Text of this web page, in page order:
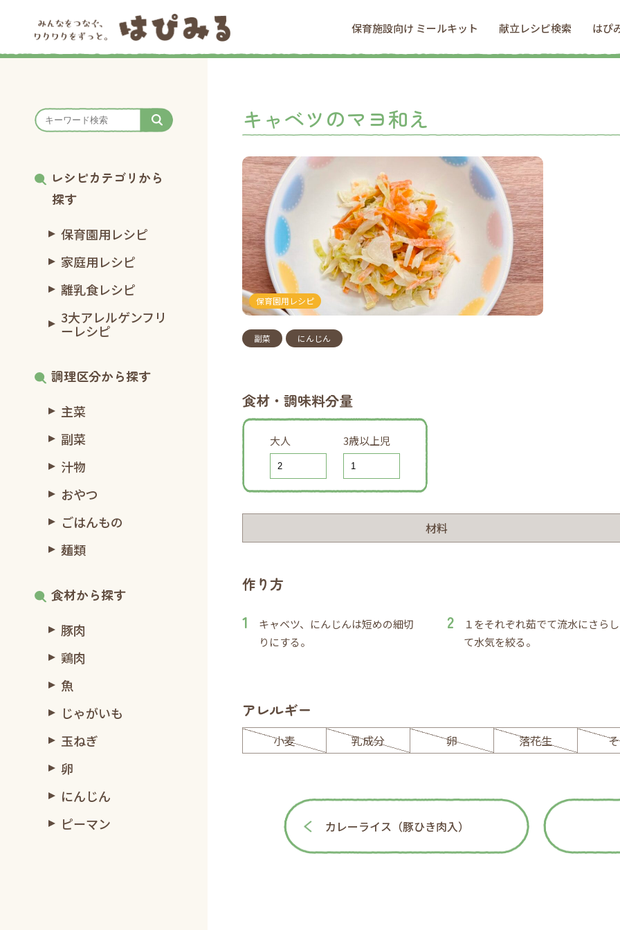
保育施設向け ミールキット 献立レシピ検索 はぴ
レシピカテゴリから
探す
保育園用レシピ
家庭用レシピ
離乳食レシピ
3大アレルゲンフリ
ーレシピ
調理区分から探す
主菜
副菜
汁物
おやつ
ごはんもの
麺類
食材から探す
豚肉
鶏肉
魚
じゃがいも
玉ねぎ
卵
にんじん
ピーマン
キャベツのマヨ和え
保育園用レシピ
副菜 にんじん
食材・調味料分量
大人 3歳以上児
材料
作り方
キャベツ、にんじんは短めの細切
りにする。
１をそれぞれ茹でて流水にさらし
て水気を絞る。
アレルギー
小麦 乳成分 卵 落花生
カレーライス（豚ひき肉入）